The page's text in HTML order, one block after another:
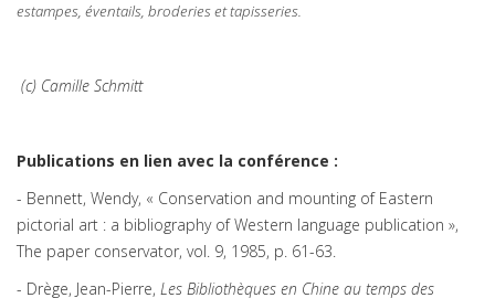
estampes, éventails, broderies et tapisseries.
(c) Camille Schmitt
Publications en lien avec la conférence :
- Bennett, Wendy, « Conservation and mounting of Eastern
pictorial art : a bibliography of Western language publication »,
The paper conservator, vol. 9, 1985, p. 61-63.
- Drège, Jean-Pierre, Les Bibliothèques en Chine au temps des